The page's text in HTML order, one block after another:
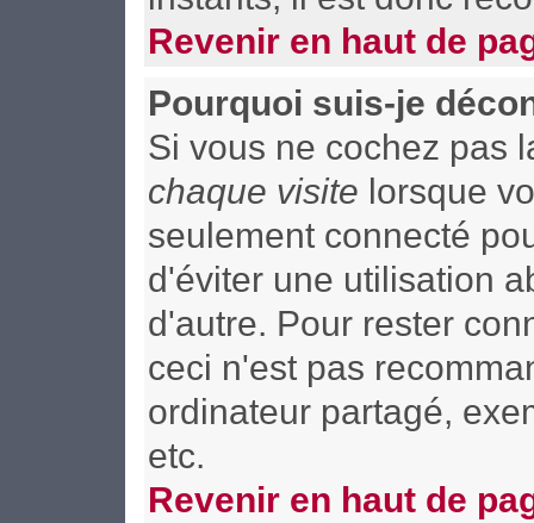
Revenir en haut de
Pourquoi suis-je
Si vous ne cochez pas
chaque visite lorsque
seulement connecté
d'éviter une utilisation
d'autre. Pour rester
ceci n'est pas
ordinateur partagé,
etc.
Revenir en haut de